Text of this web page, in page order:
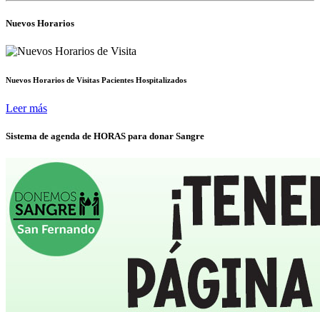
Nuevos Horarios
Nuevos Horarios de Visitas Pacientes Hospitalizados
Leer más
Sistema de agenda de HORAS para donar Sangre